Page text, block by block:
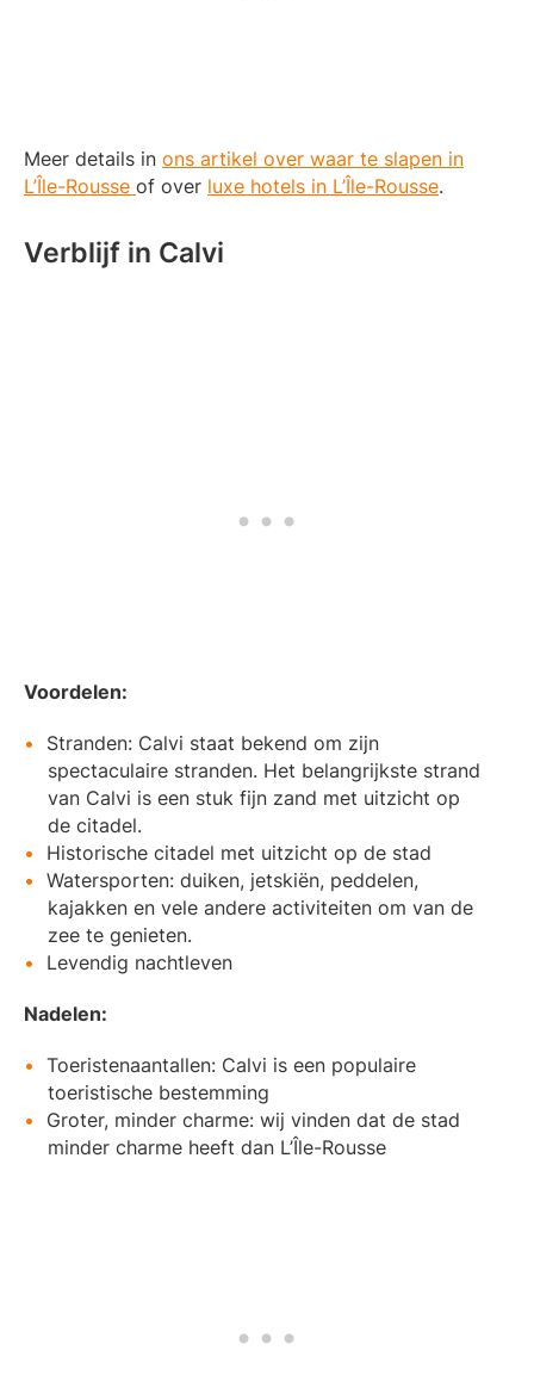
Meer details in ons artikel over waar te slapen in
L’Île-Rousse of over luxe hotels in L’Île-Rousse.
Verblijf in Calvi
Voordelen:
Stranden: Calvi staat bekend om zijn
spectaculaire stranden. Het belangrijkste strand
van Calvi is een stuk fijn zand met uitzicht op
de citadel.
Historische citadel met uitzicht op de stad
Watersporten: duiken, jetskiën, peddelen,
kajakken en vele andere activiteiten om van de
zee te genieten.
Levendig nachtleven
Nadelen:
Toeristenaantallen: Calvi is een populaire
toeristische bestemming
Groter, minder charme: wij vinden dat de stad
minder charme heeft dan L’Île-Rousse